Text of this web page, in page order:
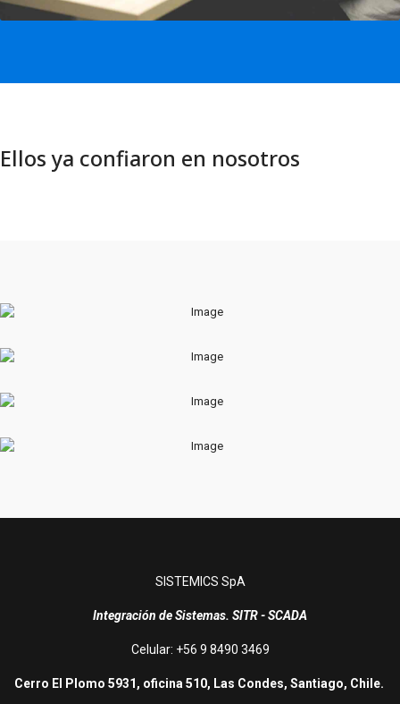
Ellos ya confiaron en nosotros
SISTEMICS SpA
Integración de Sistemas. SITR - SCADA
Celular: +56 9 8490 3469
Cerro El Plomo 5931, oficina 510, Las Condes, Santiago, Chile.